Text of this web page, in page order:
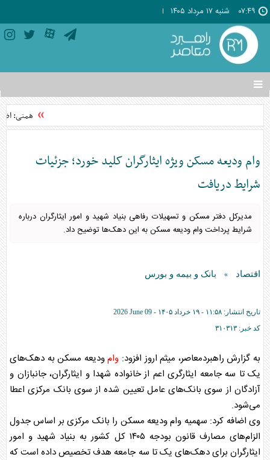
۰۷:۴۹ شنبه ۱۷ مرداد ۱۴۰۵
تغییر
وضعیت
منوی
ها
همتی:
وام ودیعه مسکن ویژه ایثارگران کلید خورد؛ جزئیات
شرایط دریافت
مدیرکل دفتر مسکن و تسهیلات رفاهی بنیاد شهید و امور ایثارگران درباره
شرایط پرداخت وام ودیعه مسکن به این دهک‌ها توضیح داد.
اقتصاد » بانک و بیمه و بورس
تاریخ انتشار: ۱۱:۵۸ - ۱۹ خرداد ۱۴۰۵ -
2026 June 09
کد خبر: ۳۱۰۳۱۳
به گزارش راهبردمعاصر، میثم اروز افزود: وامودیعه مسکن به دهک‌های
یک تا سه جامعه ایثارگری اعم از خانواده شهدا و ایثارگران، جانبازان و
آزادگان از سوی بانک‌های عامل تعیین شده از سوی بانک مرکزی اعطا
می‌شود.
وی اضافه کرد: سهمیه وامودیعه مسکن را بانک مرکزی بر اساس جدول
الزام‌های مصارف قانون بودجه ۱۴۰۵ کل کشور به بنیاد شهید و امور
ایثارگران برای دهک‌های یک تا سه جامعه هدف تخصیص داده است که